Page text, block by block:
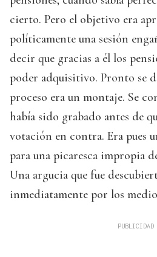
cierto. Pero el objetivo era
políticamente una sesión
decir que gracias a él los
poder adquisitivo. Pronto se
proceso era un montaje. Se
había sido grabado antes de
votación en contra. Era pues
para una picaresca impropia
Una argucia que fue
inmediatamente por los